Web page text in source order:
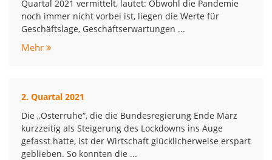
Quartal 2021 vermittelt, lautet: Obwohl die Pandemie
noch immer nicht vorbei ist, liegen die Werte für
Geschäftslage, Geschäftserwartungen ...
Mehr
2. Quartal 2021
Die „Osterruhe“, die die Bundesregierung Ende März
kurzzeitig als Steigerung des Lockdowns ins Auge
gefasst hatte, ist der Wirtschaft glücklicherweise erspart
geblieben. So konnten die ...